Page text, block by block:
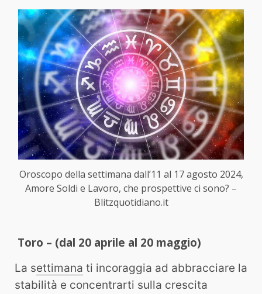
Oroscopo della settimana dall’11 al 17 agosto 2024,
Amore Soldi e Lavoro, che prospettive ci sono? –
Blitzquotidiano.it
Toro – (dal 20 aprile al 20 maggio)
La settimana ti incoraggia ad abbracciare la
stabilità e concentrarti sulla crescita